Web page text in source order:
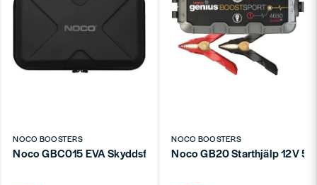
NOCO BOOSTERS
Noco GBC015 EVA Skyddsfodral
NOCO BOOSTERS
Noco GB20 Starthjälp 12V